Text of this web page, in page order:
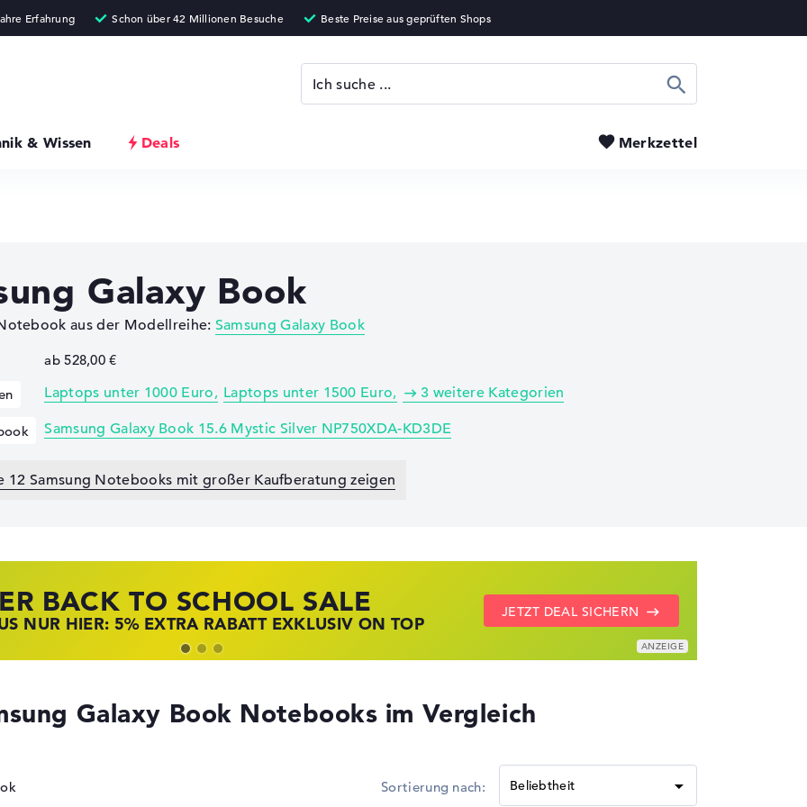
& Wissen Deals Merkzettel
Galaxy Book
aus der Modellreihe: Samsung Galaxy Book
ab 528,00 €
Laptops unter 1000 Euro Laptops unter 1500 Euro 3 weitere Kategorien
Samsung Galaxy Book 15.6 Mystic Silver NP750XDA-KD3DE
12 Samsung Notebooks mit großer Kaufberatung zeigen
BACK TO SCHOOL SALE
NUR HIER: 5% EXTRA RABATT EXKLUSIV ON TOP
JETZT DEAL SICHERN
SSV DEALS
ZUGREIFEN: NOTEBOOKS BEI HP KRÄFTIG REDUZIERT
ZU DEN HP ANGEBOTEN
LAPTOP DEALS
BEI LENOVO JETZT KRÄFTIG REDUZIERT
LENOVO DEALS ZEIGEN
Galaxy Book Notebooks im Vergleich